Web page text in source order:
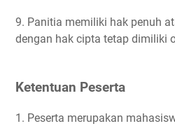
9. Panitia memiliki hak penuh
dengan hak cipta tetap dimiliki
Ketentuan Peserta
1. Peserta merupakan